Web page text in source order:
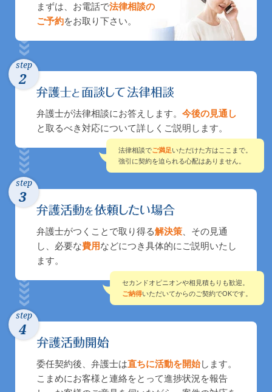
まずは、お電話で法律相談の
ご予約をお取り下さい。
step
2
弁護士が法律相談にお答えします。今後の見通し
と取るべき対応について詳しくご説明します。
法律相談でご満足いただけた方はここまで。
強引に契約を迫られる心配はありません。
step
3
弁護士がつくことで取り得る解決策 、その見通
し、必要な費用などにつき具体的にご説明いたし
ます。
セカンドオピニオンや相見積もりも歓迎。
ご納得いただいてからのご契約でOKです。
step
4
委任契約後、弁護士は直ちに活動を開始します。
こまめにお客様と連絡をとって進捗状況を報告